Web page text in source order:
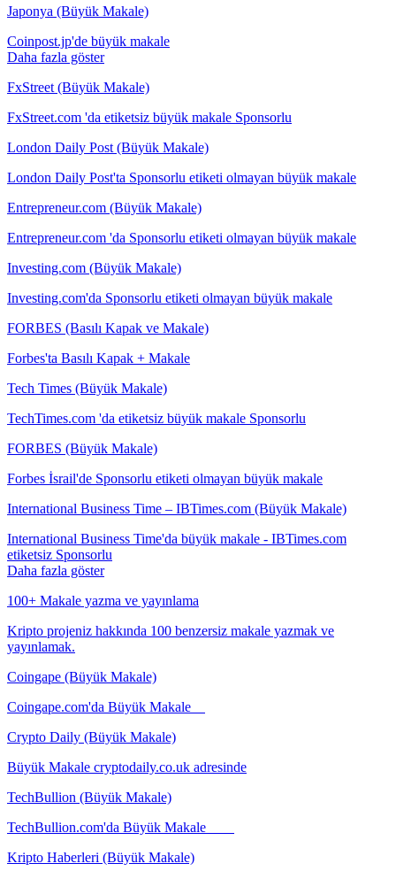
Japonya (Büyük Makale)
Coinpost.jp'de büyük makale
Daha fazla göster
FxStreet (Büyük Makale)
FxStreet.com 'da etiketsiz büyük makale Sponsorlu
London Daily Post (Büyük Makale)
London Daily Post'ta Sponsorlu etiketi olmayan büyük makale
Entrepreneur.com (Büyük Makale)
Entrepreneur.com 'da Sponsorlu etiketi olmayan büyük makale
Investing.com (Büyük Makale)
Investing.com'da Sponsorlu etiketi olmayan büyük makale
FORBES (Basılı Kapak ve Makale)
Forbes'ta Basılı Kapak + Makale
Tech Times (Büyük Makale)
TechTimes.com 'da etiketsiz büyük makale Sponsorlu
FORBES (Büyük Makale)
Forbes İsrail'de Sponsorlu etiketi olmayan büyük makale
International Business Time – IBTimes.com (Büyük Makale)
International Business Time'da büyük makale - IBTimes.com
etiketsiz Sponsorlu
Daha fazla göster
100+ Makale yazma ve yayınlama
Kripto projeniz hakkında 100 benzersiz makale yazmak ve
yayınlamak.
Coingape (Büyük Makale)
Coingape.com'da Büyük Makale
Crypto Daily (Büyük Makale)
Büyük Makale cryptodaily.co.uk adresinde
TechBullion (Büyük Makale)
TechBullion.com'da Büyük Makale
Kripto Haberleri (Büyük Makale)